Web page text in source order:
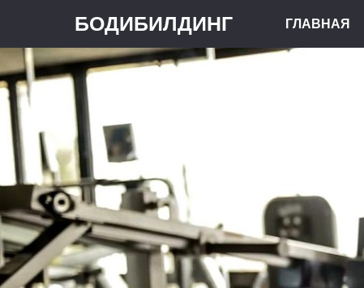
БОДИБИЛДИНГ ГЛАВНАЯ